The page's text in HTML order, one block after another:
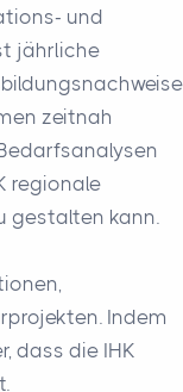
und
jährliche
zeitnah
regionale
gestalten kann.
Indem
dass die IHK